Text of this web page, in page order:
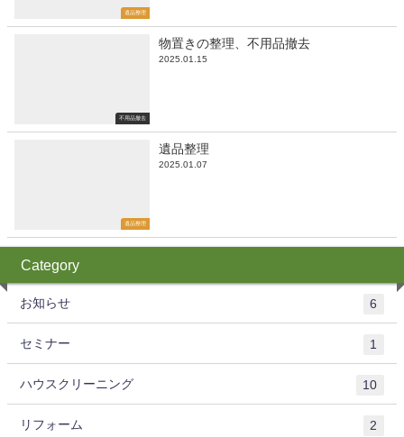
遺品整理
不用品撤去
物置きの整理、不用品撤去
2025.01.15
遺品整理
遺品整理
2025.01.07
Category
お知らせ 6
セミナー 1
ハウスクリーニング 10
リフォーム 2